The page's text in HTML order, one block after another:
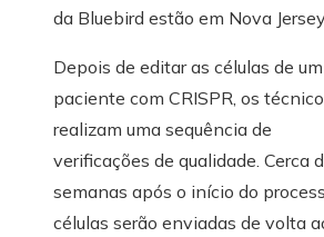
da Bluebird estão em Nova
Depois de editar as células de um
paciente com CRISPR, os
realizam uma sequência de
verificações de qualidade. Cerca
semanas após o início do
células serão enviadas de volta